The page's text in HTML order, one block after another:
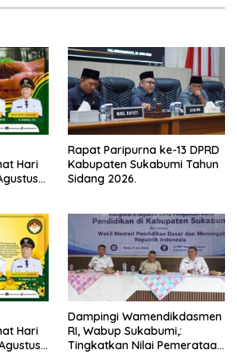
Hari
Rapat Paripurna ke-13 DPRD
Kabupaten Sukabumi Tahun
Sidang 2026.
Hari
Dampingi Wamendikdasmen
RI, Wabup Sukabumi,:
Tingkatkan Nilai Pemerataan